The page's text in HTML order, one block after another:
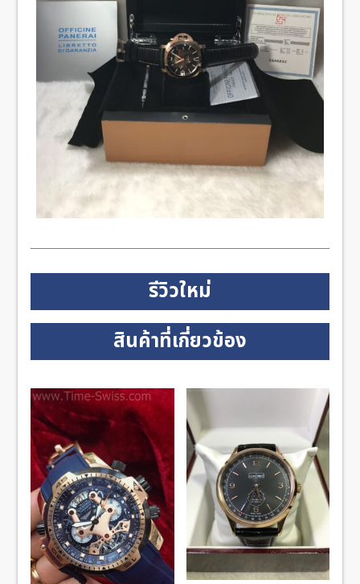
รีวิวใหม่
สินค้าที่เกี่ยวข้อง